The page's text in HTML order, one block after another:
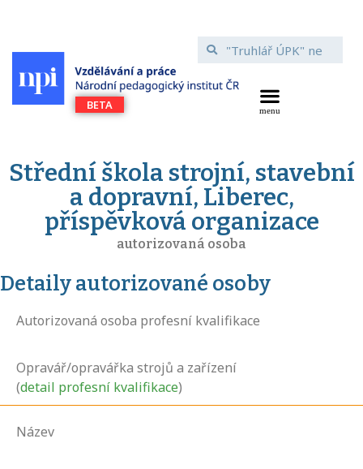
Střední škola strojní, stavební
a dopravní, Liberec,
příspěvková organizace
autorizovaná osoba
Detaily autorizované osoby
Autorizovaná osoba profesní kvalifikace
Opravář/opravářka strojů a zařízení
(detail profesní kvalifikace)
Název